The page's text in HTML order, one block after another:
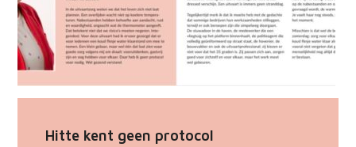
Hitte kent geen protocol